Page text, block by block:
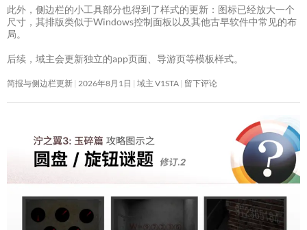
此外，侧边栏的小工具部分也得到了样式的更新：图标已经放大一个
尺寸，其排版类似于Windows控制面板以及其他古早软件中常见的布
局。
后续，域主会更新独立的app页面、导游页等模板样式。
简报与侧边栏更新 2026年8月1日 域主 V1STA 留下评论